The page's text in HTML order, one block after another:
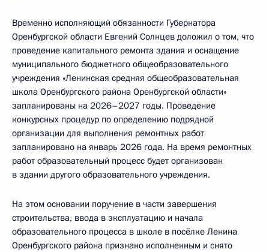
Временно исполняющий обязанности Губернатора
Оренбургской области Евгений Солнцев доложил о том, что
проведение капитального ремонта здания и оснащение
муниципального бюджетного общеобразовательного
учреждения «Ленинская средняя общеобразовательная
школа Оренбургского района Оренбургской области»
запланированы на 2026–2027 годы. Проведение
конкурсных процедур по определению подрядной
организации для выполнения ремонтных работ
запланировано на январь 2026 года. На время ремонтных
работ образовательный процесс будет организован
в здании другого образовательного учреждения.
На этом основании поручение в части завершения
строительства, ввода в эксплуатацию и начала
образовательного процесса в школе в посёлке Ленина
Оренбургского района признано исполненным и снято